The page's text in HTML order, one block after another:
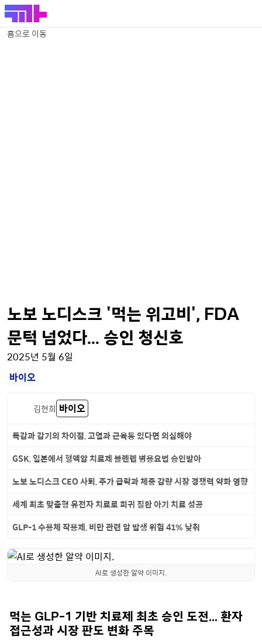
홈으로 이동
노보 노디스크 '먹는 위고비', FDA
문턱 넘었다… 승인 청신호
2025년 5월 6일
바이오
김현희 바이오
독감과 감기의 차이점, 고열과 근육통 있다면 의심해야
GSK, 일본에서 혈액암 치료제 블렌렙 병용요법 승인받아
노보 노디스크 CEO 사퇴, 주가 급락과 체중 감량 시장 경쟁력 약화 영향
세계 최초 맞춤형 유전자 치료로 희귀 질환 아기 치료 성공
GLP-1 수용체 작용제, 비만 관련 암 발생 위험 41% 낮춰
AI로 생성한 알약 이미지.
먹는 GLP-1 기반 치료제 최초 승인 도전… 환자
접근성과 시장 판도 변화 주목